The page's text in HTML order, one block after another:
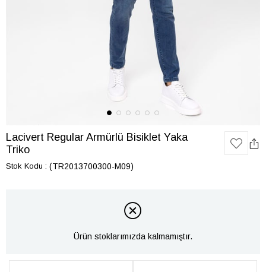
Lacivert Regular Armürlü Bisiklet Yaka
Triko
Stok Kodu (TR2013700300-M09)
Ürün stoklarımızda kalmamıştır.